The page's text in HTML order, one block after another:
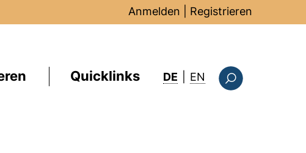
Anmelden Registrieren
Quicklinks DE EN : this page in